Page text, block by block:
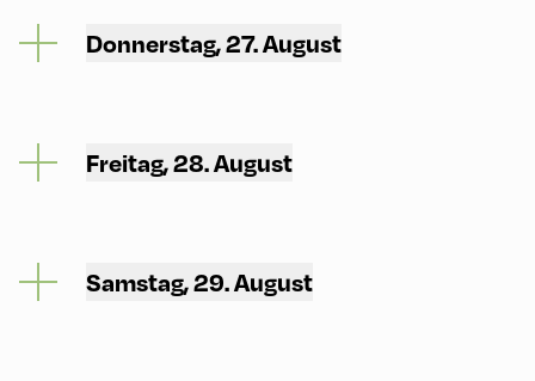
Donnerstag, 27. August
Freitag, 28. August
Samstag, 29. August